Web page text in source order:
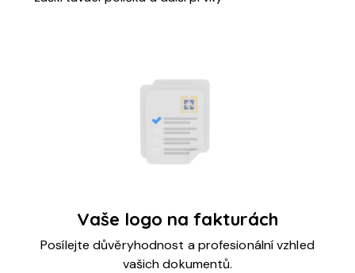
Vaše logo na fakturách
Posílejte důvěryhodnost a profesionální vzhled
vašich dokumentů.